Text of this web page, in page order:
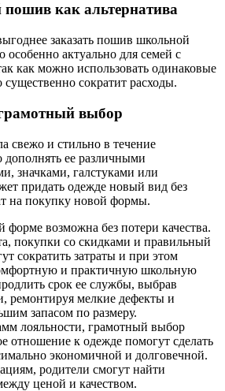
как альтернатива
заказать пошив школьной
актуально для семей с
как можно использовать одинаковые
сократит расходы.
выбор
свежо и стильно в течение
дополнять ее различными
значками, галстуками или
придать одежде новый вид без
на покупку новой формы.
возможна без потери качества.
покупки со скидками и правильный
сократить затраты и при этом
и практичную школьную
срок ее службы, выбрав
ремонтируя мелкие дефекты и
запасом по размеру.
лояльности, грамотный выбор
отношение к одежде помогут сделать
экономичной и долговечной.
родители смогут найти
ценой и качеством.